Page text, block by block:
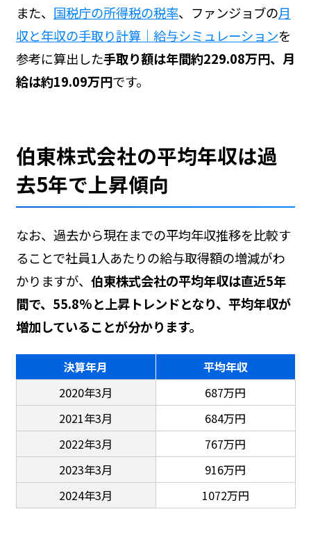
また、 国税庁の所得税の税率、ファンジョブの月
収と年収の手取り計算｜給与シミュレーションを
参考に算出した手取り額は年間約229.08万円、月
給は約19.09万円です。
伯東株式会社の平均年収は過
去5年で上昇傾向
なお、過去から現在までの平均年収推移を比較す
ることで社員1人あたりの給与取得額の増減がわ
かりますが、 伯東株式会社の平均年収は直近5年
間で、55.8%と上昇トレンドとなり、平均年収が
増加していることが分かります。
決算年月
平均年収
2020年3月
687万円
2021年3月
684万円
2022年3月
767万円
2023年3月
916万円
2024年3月
1072万円